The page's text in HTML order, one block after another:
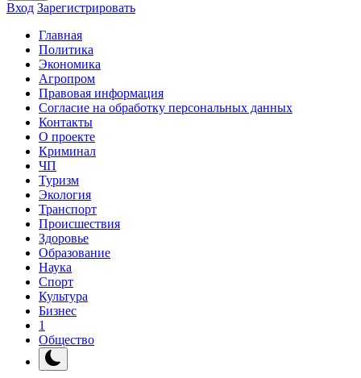
Вход Зарегистрировать
Главная
Политика
Экономика
Агропром
Правовая информация
Согласие на обработку персональных данных
Контакты
О проекте
Криминал
ЧП
Туризм
Экология
Транспорт
Происшествия
Здоровье
Образование
Наука
Спорт
Культура
Бизнес
1
Общество